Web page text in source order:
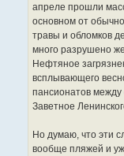
апреле прошли
основном от
травы и обломков
много разрушено
Нефтяное
всплывающего
пансионатов
Заветное
Но думаю, что эти
вообще пляжей и